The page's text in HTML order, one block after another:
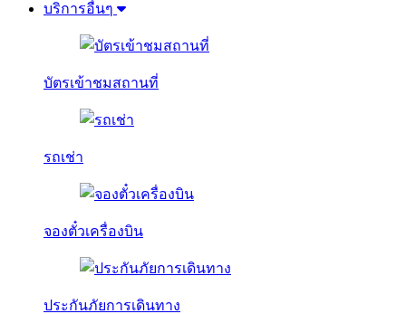
บริการอื่นๆ
บัตรเข้าชมสถานที่
รถเช่า
จองตั๋วเครื่องบิน
ประกันภัยการเดินทาง